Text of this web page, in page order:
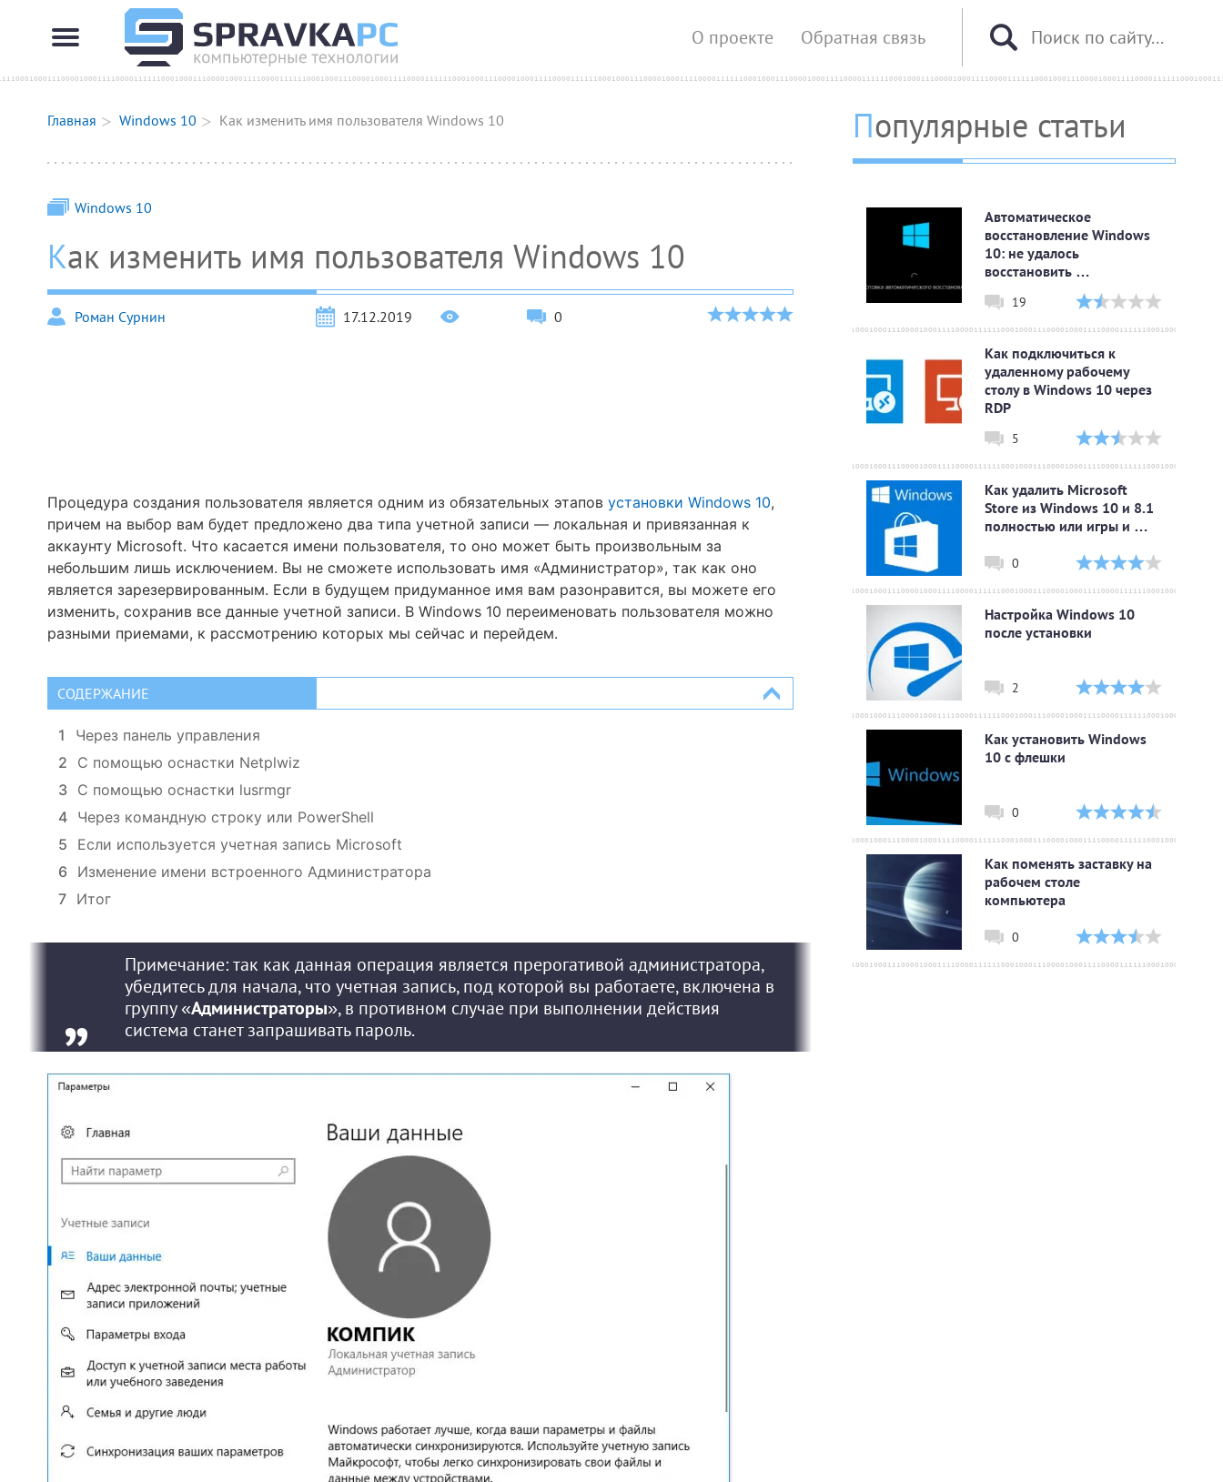
О проекте Обратная связь
Главная Windows 10 Как изменить имя пользователя Windows 10
Windows 10
Как изменить имя пользователя Windows 10
Роман Сурнин 17.12.2019 0
Процедура создания пользователя является одним из обязательных этапов установки Windows 10,
причем на выбор вам будет предложено два типа учетной записи — локальная и привязанная к
аккаунту Microsoft. Что касается имени пользователя, то оно может быть произвольным за
небольшим лишь исключением. Вы не сможете использовать имя «Администратор», так как оно
является зарезервированным. Если в будущем придуманное имя вам разонравится, вы можете его
изменить, сохранив все данные учетной записи. В Windows 10 переименовать пользователя можно
разными приемами, к рассмотрению которых мы сейчас и перейдем.
СОДЕРЖАНИЕ
1
Через панель управления
2
С помощью оснастки Netplwiz
3 С помощью оснастки lusrmgr
4 Через командную строку или PowerShell
5
Если используется учетная запись Microsoft
6
Изменение имени встроенного Администратора
7 Итог
Примечание: так как данная операция является прерогативой администратора,
убедитесь для начала, что учетная запись, под которой вы работаете, включена в
группу «Администраторы», в противном случае при выполнении действия
система станет запрашивать пароль.
Популярные статьи
Автоматическое
восстановление Windows
10: не удалось
восстановить …
19
Как подключиться к
удаленному рабочему
столу в Windows 10 через
RDP
5
Как удалить Microsoft
Store из Windows 10 и 8.1
полностью или игры и …
0
Настройка Windows 10
после установки
2
Как установить Windows
10 с флешки
0
Как поменять заставку на
рабочем столе
компьютера
0